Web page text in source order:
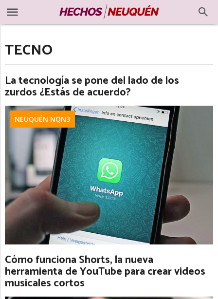
TECNO
La tecnología se pone del lado de los
zurdos ¿Estás de acuerdo?
NEUQUÉN NQN3
Cómo funciona Shorts, la nueva
herramienta de YouTube para crear videos
musicales cortos